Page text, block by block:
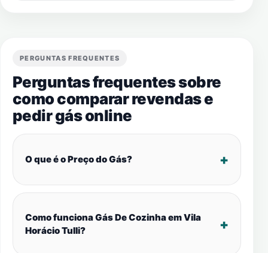
PERGUNTAS FREQUENTES
Perguntas frequentes sobre
como comparar revendas e
pedir gás online
O que é o Preço do Gás?
Como funciona Gás De Cozinha em Vila
Horácio Tulli?